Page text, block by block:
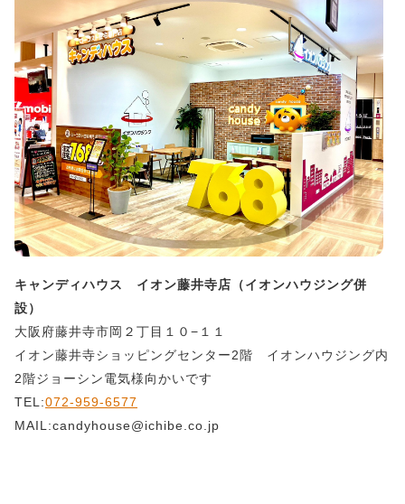
キャンディハウス イオン藤井寺店（イオンハウジング併
設）
大阪府藤井寺市岡２丁目１０−１１
イオン藤井寺ショッピングセンター2階 イオンハウジング内
2階ジョーシン電気様向かいです
TEL:072-959-6577
MAIL:candyhouse@ichibe.co.jp